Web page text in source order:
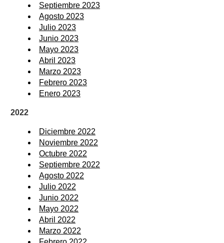
Septiembre 2023
Agosto 2023
Julio 2023
Junio 2023
Mayo 2023
Abril 2023
Marzo 2023
Febrero 2023
Enero 2023
2022
Diciembre 2022
Noviembre 2022
Octubre 2022
Septiembre 2022
Agosto 2022
Julio 2022
Junio 2022
Mayo 2022
Abril 2022
Marzo 2022